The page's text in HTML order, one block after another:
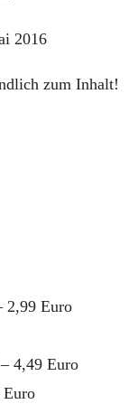
zum Inhalt!
2,99 Euro
– 4,49 Euro